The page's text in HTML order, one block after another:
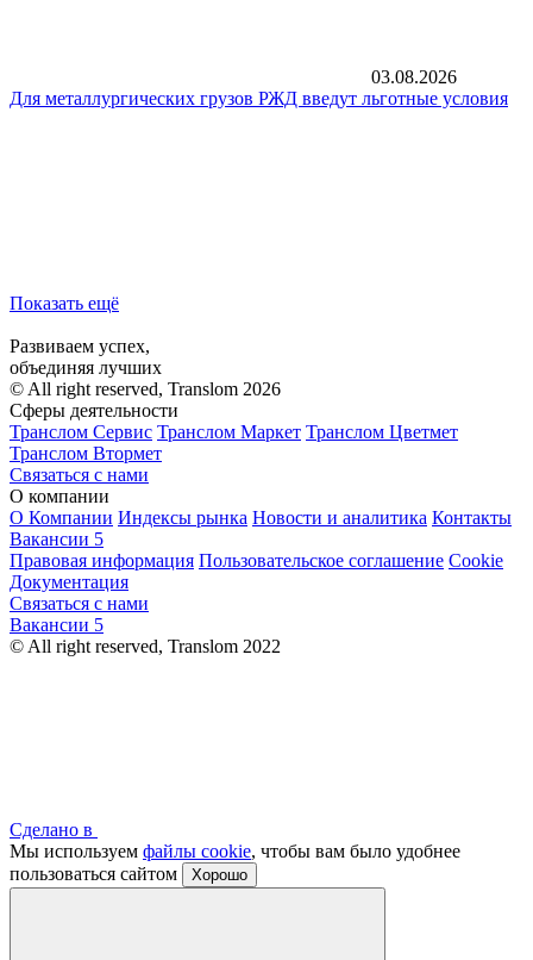
03.08.2026
Для металлургических грузов РЖД введут льготные условия
Показать ещё
Развиваем успех,
объединяя лучших
© All right reserved, Translom 2026
Сферы деятельности
Транслом Сервис Транслом Маркет Транслом Цветмет
Транслом Втормет
Связаться с нами
О компании
О Компании Индексы рынка Новости и аналитика Контакты
Вакансии 5
Правовая информация Пользовательское соглашение Cookie
Документация
Связаться с нами
Вакансии 5
© All right reserved, Translom 2022
Сделано в
Мы используем файлы cookie, чтобы вам было удобнее
пользоваться сайтом
Хорошо